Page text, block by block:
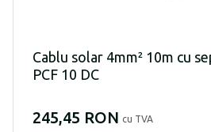
Cablu solar 4mm² 10m cu
PCF 10 DC
245,45 RON cu TVA